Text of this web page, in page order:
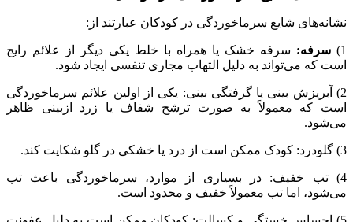
نشانه‌های شایع سرماخوردگی در کودکان عبارتند از:
1) سرفه: سرفه خشک یا همراه با خلط یکی دیگر از علائم رایج
است که می‌تواند به دلیل التهاب مجاری تنفسی ایجاد شود.
2) آبریزش بینی یا گرفتگی بینی: یکی از اولین علائم سرماخوردگی
است که معمولاً به صورت ترشح شفاف یا زرد ازبینی ظاهر
می‌شود.
3) گلودرد: کودک ممکن است از درد یا خشکی در گلو شکایت کند.
4) تب خفیف: در بسیاری از موارد، سرماخوردگی باعث تب
می‌شود، اما تب معمولاً خفیف و محدود است.